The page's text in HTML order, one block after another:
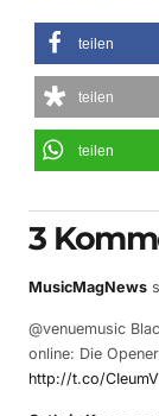
teilen
teilen
teilen
3
MusicMagNews
@venuemusic
online: Die
http://t.co/